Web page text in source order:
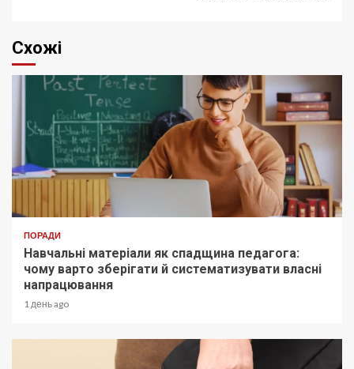
Схожі
ПОРАДИ
Навчальні матеріали як спадщина педагога:
чому варто зберігати й систематизувати власні
напрацювання
1 день ago